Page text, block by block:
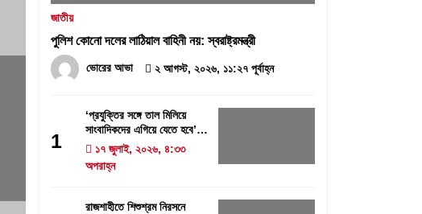
প্রধানমন্ত্রীর কাছে নিরাপত্তা চাওয়ার পরদিনই
গোদাগাড়ীর শীর্ষ ব্যবসায়ী আজাদ আটক
সিন্ধু নদের পানি রহস্য: সংকটের আড়ালে কি
তবে বড় কোনো ‘অব্যবস্থাপনার অপরাধ’?
জাতীয়
পুলিশ কোনো দলের লাঠিয়াল বাহিনী নয়: স্বরাষ্ট্রমন্ত্রী
ভোরের আভা ২ আগস্ট, ২০২৬, ১১:২৭ পূর্বাহ্ন
1
‘প্রযুক্তির সঙ্গে তাল মিলিয়ে
সাংবাদিকদের এগিয়ে যেতে হবে’-
পিআইবির মহাপরিচালক
১৭ জুলাই, ২০২৬, ৪:৩৩
অপরাহ্ন
রাজশাহীতে শিশুশ্রম নিরসনে